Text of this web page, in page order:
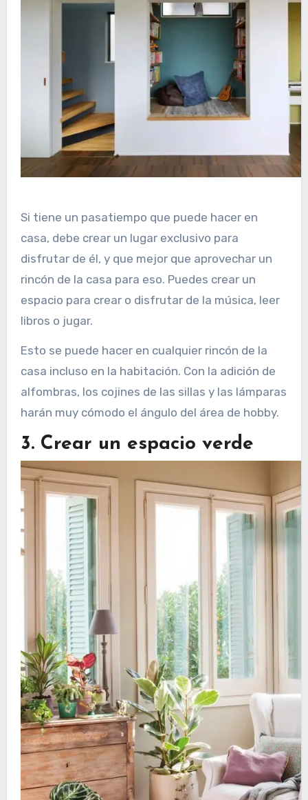
Si tiene un pasatiempo que puede hacer en
casa, debe crear un lugar exclusivo para
disfrutar de él, y que mejor que aprovechar un
rincón de la casa para eso. Puedes crear un
espacio para crear o disfrutar de la música, leer
libros o jugar.
Esto se puede hacer en cualquier rincón de la
casa incluso en la habitación. Con la adición de
alfombras, los cojines de las sillas y las lámparas
harán muy cómodo el ángulo del área de hobby.
3. Crear un espacio verde